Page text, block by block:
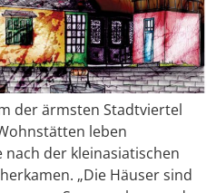
der ärmsten Stadtviertel
leben
nach der kleinasiatischen
„Die Häuser sind